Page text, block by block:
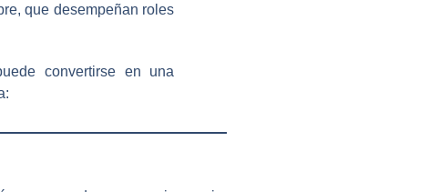
que desempeñan roles
convertirse en una